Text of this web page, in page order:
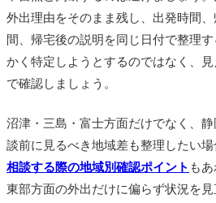
外出理由をそのまま残し、出発時間
間、帰宅後の説明を同じ日付で整理
かく特定しようとするのではなく、
で確認しましょう。
沼津・三島・富士方面だけでなく、
談前に見るべき地域差も整理したい場
相談する際の地域別確認ポイント も
東部方面の外出だけに偏らず状況を見